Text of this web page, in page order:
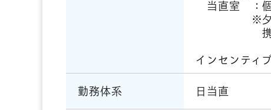
当直室 ：個
※夕食付
携帯番号を
インセンティ
勤務体系 日当直